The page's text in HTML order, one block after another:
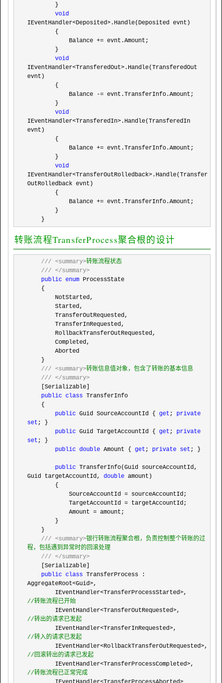
void
IEventHandler<Deposited> .Handle(Deposited evnt)
            Balance
+= evnt.Amount;
void
IEventHandler<TransferedOut> .Handle(TransferedOut
evnt)
            Balance
-= evnt.TransferInfo.Amount;
void
IEventHandler<TransferedIn> .Handle(TransferedIn
evnt)
            Balance
+= evnt.TransferInfo.Amount;
void
IEventHandler<TransferOutRolledback> .Handle(Transfer
OutRolledback evnt)
            Balance
+= evnt.TransferInfo.Amount;
    }
转账流程TransferProcess聚合根的设计
/// <summary>转账流程状态
/// </summary>
public enum ProcessState
/// <summary>转账信息值对象，包含了转账的基本信息
/// </summary>
public class TransferInfo
public Guid SourceAccountId { get ; private
set ; }
public Guid TargetAccountId { get ; private
set ; }
public double Amount { get ; private set ; }
public TransferInfo(Guid sourceAccountId,
Guid targetAccountId, double amount)
            SourceAccountId
= sourceAccountId;
            TargetAccountId
= targetAccountId;
            Amount
= amount;
/// <summary>银行转账流程聚合根，负责控制整个转账的过
程，包括遇到异常时的回滚处理
/// </summary>
public class TransferProcess :
AggregateRoot<Guid>,
        IEventHandler
//转账流程已开始
//转出的请求已发起
//转入的请求已发起
//回滚转出的请求已发起
//转账流程已正常完成